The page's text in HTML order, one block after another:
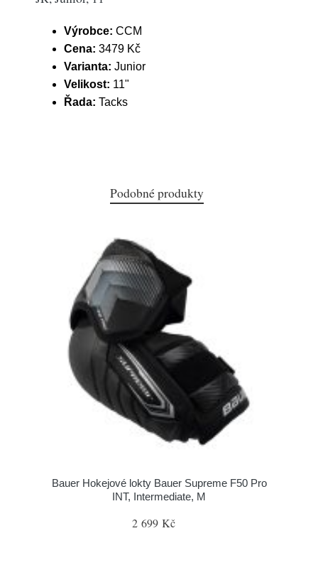
Výrobce: CCM
Cena: 3479 Kč
Varianta: Junior
Velikost: 11"
Řada: Tacks
Podobné produkty
Bauer Hokejové lokty Bauer Supreme F50 Pro
INT, Intermediate, M
2 699 Kč